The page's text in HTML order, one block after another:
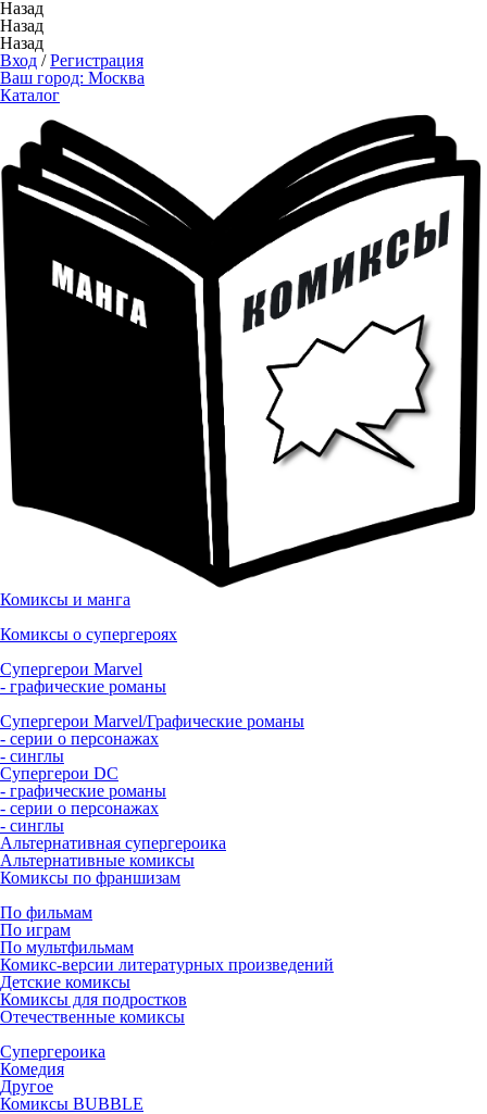
Назад
Назад
Назад
Вход /Регистрация
Ваш город: Москва
Каталог
Комиксы и манга
Комиксы о супергероях
Супергерои Marvel
- графические романы
Супергерои Marvel/Графические романы
- серии о персонажах
- синглы
Супергерои DC
- графические романы
- серии о персонажах
- синглы
Альтернативная супергероика
Альтернативные комиксы
Комиксы по франшизам
По фильмам
По играм
По мультфильмам
Комикс-версии литературных произведений
Детские комиксы
Комиксы для подростков
Отечественные комиксы
Супергероика
Комедия
Другое
Комиксы BUBBLE